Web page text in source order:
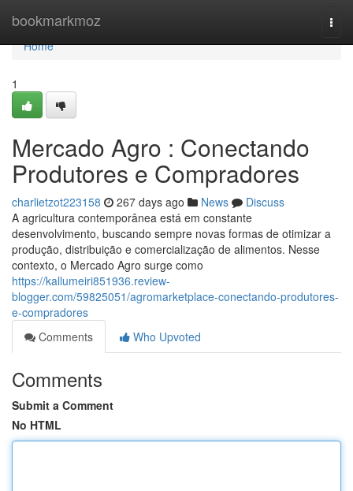
bookmarkmoz
Home
Home
1
Mercado Agro : Conectando
Produtores e Compradores
charlietzot223158 267 days ago News
Discuss
A agricultura contemporânea está em constante
desenvolvimento, buscando sempre novas formas de otimizar a
produção, distribuição e comercialização de alimentos. Nesse
contexto, o Mercado Agro surge como
https://kallumeiri851936.review-
blogger.com/59825051/agromarketplace-conectando-produtores-
e-compradores
Comments
Who Upvoted
Comments
Submit a Comment
No HTML